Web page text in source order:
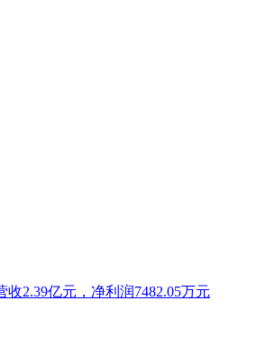
收2.39亿元，净利润7482.05万元